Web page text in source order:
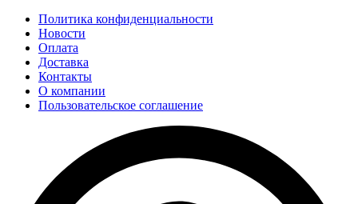
Политика конфиденциальности
Новости
Оплата
Доставка
Контакты
О компании
Пользовательское соглашение